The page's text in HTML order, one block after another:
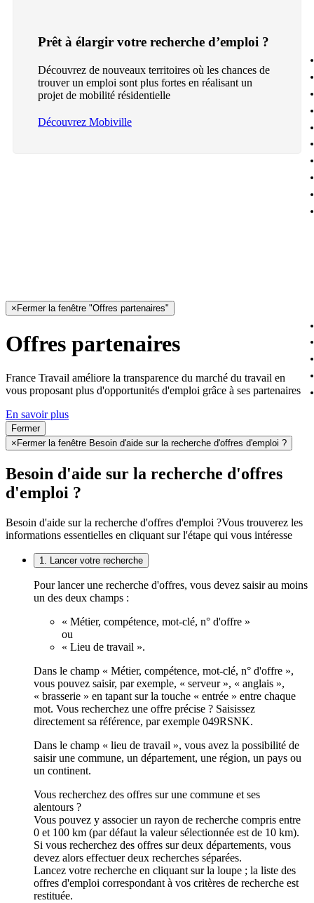
Prêt à élargir votre recherche d’emploi ?
Découvrez de nouveaux territoires où les chances de
trouver un emploi sont plus fortes en réalisant un
projet de mobilité résidentielle
Découvrez Mobiville
× Fermer la fenêtre "Offres partenaires"
Offres partenaires
France Travail améliore la transparence du marché du travail en
vous proposant plus d'opportunités d'emploi grâce à ses partenaires
En savoir plus
Fermer
× Fermer la fenêtre Besoin d'aide sur la recherche d'offres d'emploi ?
Besoin d'aide sur la recherche d'offres
d'emploi ?
Besoin d'aide sur la recherche d'offres d'emploi ?Vous trouverez les
informations essentielles en cliquant sur l'étape qui vous intéresse
1. Lancer votre recherche
Pour lancer une recherche d'offres, vous devez saisir au moins
un des deux champs :
« Métier, compétence, mot-clé, n° d'offre »
ou
« Lieu de travail ».
Dans le champ « Métier, compétence, mot-clé, n° d'offre »,
vous pouvez saisir, par exemple, « serveur », « anglais »,
« brasserie » en tapant sur la touche « entrée » entre chaque
mot. Vous recherchez une offre précise ? Saisissez
directement sa référence, par exemple 049RSNK.
Dans le champ « lieu de travail », vous avez la possibilité de
saisir une commune, un département, une région, un pays ou
un continent.
Vous recherchez des offres sur une commune et ses
alentours ?
Vous pouvez y associer un rayon de recherche compris entre
0 et 100 km (par défaut la valeur sélectionnée est de 10 km).
Si vous recherchez des offres sur deux départements, vous
devez alors effectuer deux recherches séparées.
Lancez votre recherche en cliquant sur la loupe ; la liste des
offres d'emploi correspondant à vos critères de recherche est
restituée.